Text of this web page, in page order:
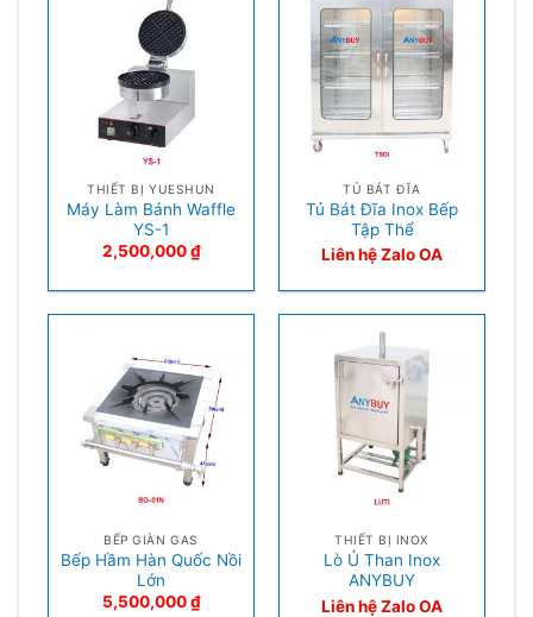
THIẾT BỊ YUESHUN
Máy Làm Bánh Waffle
YS-1
2,500,000₫
TỦ BÁT ĐĨA
Tủ Bát Đĩa Inox Bếp
Tập Thể
Liên hệ Zalo OA
BẾP GIÀN GAS
Bếp Hầm Hàn Quốc Nồi
Lớn
5,500,000₫
THIẾT BỊ INOX
Lò Ủ Than Inox
ANYBUY
Liên hệ Zalo OA